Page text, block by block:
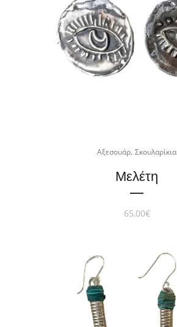
Αξεσουάρ, Σκουλαρίκια
Μελέτη
65,00€